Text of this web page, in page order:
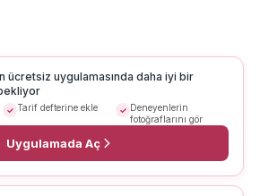
ücretsiz uygulamasında daha iyi bir
Tarif defterine ekle
Deneyenlerin
fotoğraflarını gör
Uygulamada Aç